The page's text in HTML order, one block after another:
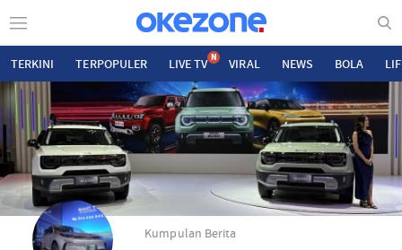
TERKINI TERPOPULER LIVE TV N VIRAL NEWS BOLA
Kumpulan Berita